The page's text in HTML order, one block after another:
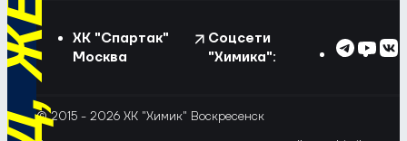
ХК "Спартак"
Москва
Соцсети
"Химика":
© 2015 - 2026 ХК "Химик" Воскресенск